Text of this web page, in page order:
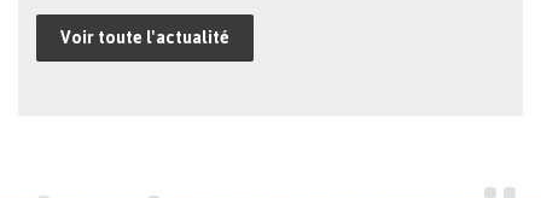
Voir toute l'actualité